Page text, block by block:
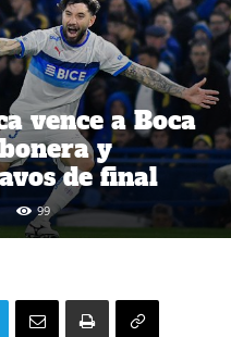
vence a Boca
y
de final
99